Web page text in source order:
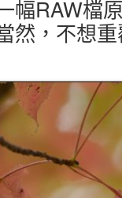
幅RAW檔
然，不想